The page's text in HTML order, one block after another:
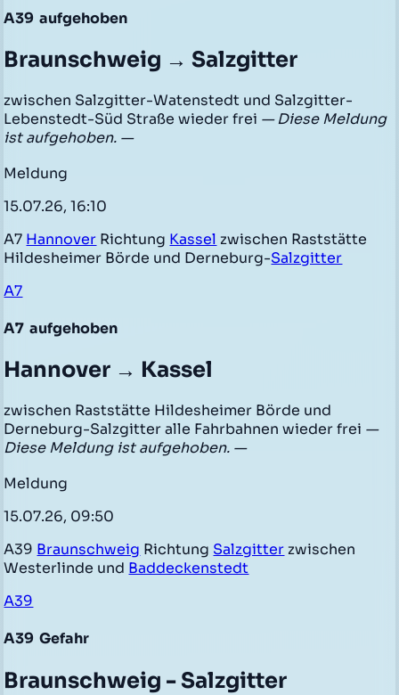
A39 aufgehoben
Braunschweig → Salzgitter
zwischen Salzgitter-Watenstedt und Salzgitter-
Lebenstedt-Süd Straße wieder frei — Diese Meldung
ist aufgehoben. —
Meldung
15.07.26, 16:10
A7 Hannover Richtung Kassel zwischen Raststätte
Hildesheimer Börde und Derneburg-Salzgitter
A7
A7 aufgehoben
Hannover → Kassel
zwischen Raststätte Hildesheimer Börde und
Derneburg-Salzgitter alle Fahrbahnen wieder frei —
Diese Meldung ist aufgehoben. —
Meldung
15.07.26, 09:50
A39 Braunschweig Richtung Salzgitter zwischen
Westerlinde und Baddeckenstedt
A39
A39 Gefahr
Braunschweig - Salzgitter